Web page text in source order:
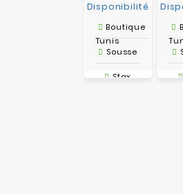
Disponibilité
Boutique
Tunis
Sousse
Sfax